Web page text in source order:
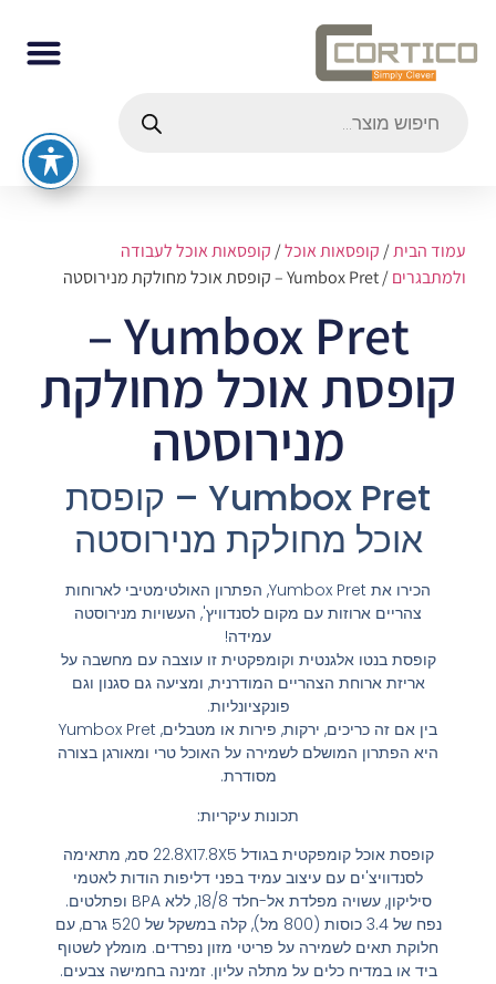
עמוד הבית/קופסאות אוכל/קופסאות אוכל לעבודה
ולמתבגרים/ Yumbox Pret – קופסת אוכל מחולקת מנירוסטה
Yumbox Pret –
קופסת אוכל מחולקת
מנירוסטה
Yumbox Pret – קופסת
אוכל מחולקת מנירוסטה
הכירו את Yumbox Pret, הפתרון האולטימטיבי לארוחות
צהריים ארוזות עם מקום לסנדוויץ', העשויות מנירוסטה
עמידה!
קופסת בנטו אלגנטית וקומפקטית זו עוצבה עם מחשבה על
אריזת ארוחת הצהריים המודרנית, ומציעה גם סגנון וגם
פונקציונליות.
בין אם זה כריכים, ירקות, פירות או מטבלים, Yumbox Pret
היא הפתרון המושלם לשמירה על האוכל טרי ומאורגן בצורה
מסודרת.
תכונות עיקריות:
קופסת אוכל קומפקטית בגודל 22.8X17.8X5 סמ, מתאימה
לסנדוויצ'ים עם עיצוב עמיד בפני דליפות הודות לאטמי
סיליקון, עשויה מפלדת אל-חלד 18/8, ללא BPA ופתלטים.
נפח של 3.4 כוסות (800 מל), קלה במשקל של 520 גרם, עם
חלוקת תאים לשמירה על פריטי מזון נפרדים. מומלץ לשטוף
ביד או במדיח כלים על מתלה עליון. זמינה בחמישה צבעים.